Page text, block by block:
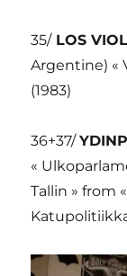
35/LOS
Argentine) «
(1983)
36+37/
«
Tallin » from